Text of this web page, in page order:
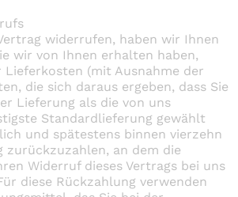
widerrufen, haben wir Ihnen
wir von Ihnen erhalten haben,
Lieferkosten (mit Ausnahme der
die sich daraus ergeben, dass Sie
Lieferung als die von uns
Standardlieferung gewählt
und spätestens binnen vierzehn
zurückzuzahlen, an dem die
Widerruf dieses Vertrags bei uns
diese Rückzahlung verwenden